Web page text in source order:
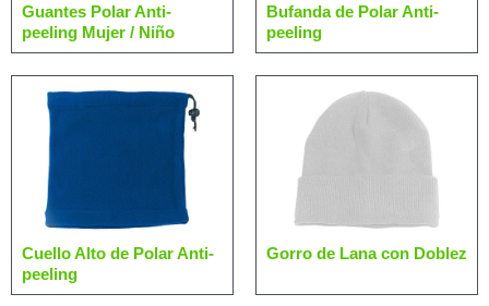
Guantes Polar Anti-
peeling Mujer / Niño
Bufanda de Polar Anti-
peeling
Cuello Alto de Polar Anti-
peeling
Gorro de Lana con Doblez